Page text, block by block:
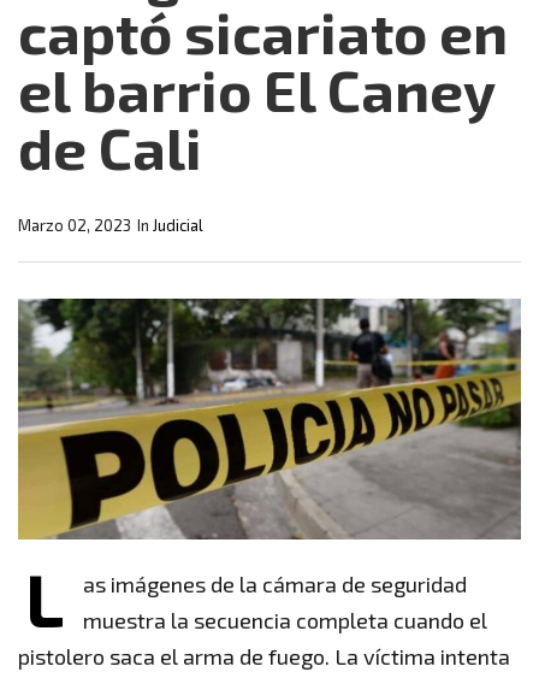
captó sicariato en
el barrio El Caney
de Cali
In Judicial
Marzo 02, 2023
L
as imágenes de la cámara de seguridad
muestra la secuencia completa cuando el
pistolero saca el arma de fuego. La víctima intenta